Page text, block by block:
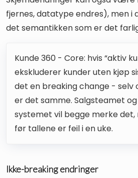
fjernes, datatype endres), men i
det semantikken som er det
Kunde 360 - Core: hvis “aktiv
ekskluderer kunder uten kjøp
det en breaking change - selv
er det samme. Salgsteamet
systemet vil begge merke det,
før tallene er feil i en uke.
Ikke-breaking endringer